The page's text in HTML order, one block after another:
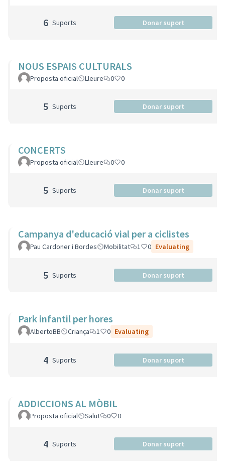
6 Suports Donar suport
NOUS ESPAIS CULTURALS
Proposta oficial Lleure 0 0
5 Suports Donar suport
CONCERTS
Proposta oficial Lleure 0 0
5 Suports Donar suport
Campanya d'educació vial per a ciclistes
Pau Cardoner i Bordes Mobilitat 1 0 Evaluating
5 Suports Donar suport
Park infantil per hores
AlbertoBB Criança 1 0 Evaluating
4 Suports Donar suport
ADDICCIONS AL MÒBIL
Proposta oficial Salut 0 0
4 Suports Donar suport